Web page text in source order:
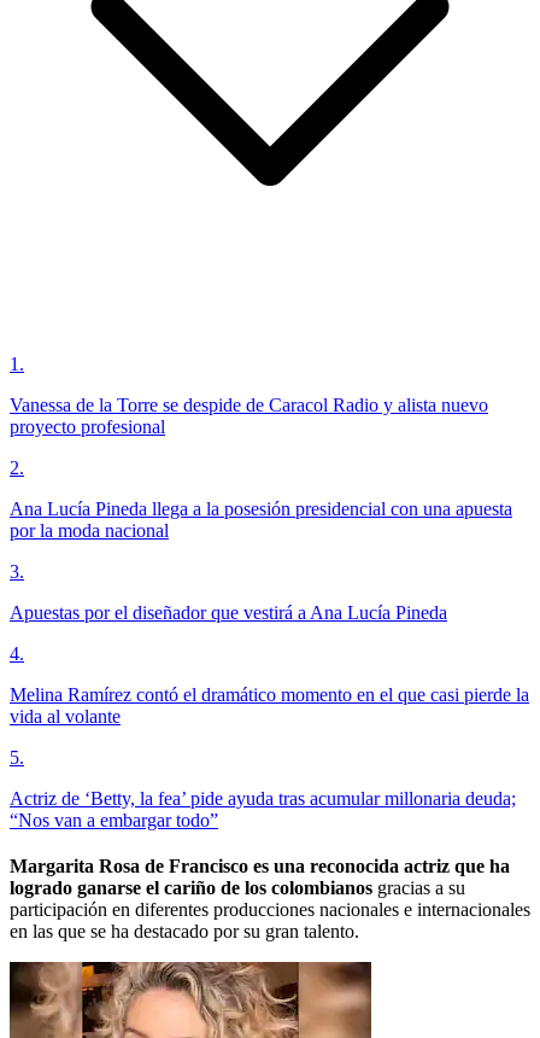
1 .
Vanessa de la Torre se despide de Caracol Radio y alista nuevo
proyecto profesional
2.
Ana Lucía Pineda llega a la posesión presidencial con una apuesta
por la moda nacional
3.
Apuestas por el diseñador que vestirá a Ana Lucía Pineda
4.
Melina Ramírez contó el dramático momento en el que casi pierde la
vida al volante
5.
Actriz de ‘Betty, la fea’ pide ayuda tras acumular millonaria deuda;
“Nos van a embargar todo”
Margarita Rosa de Francisco es una reconocida actriz que ha
logrado ganarse el cariño de los colombianos gracias a su
participación en diferentes producciones nacionales e internacionales
en las que se ha destacado por su gran talento.